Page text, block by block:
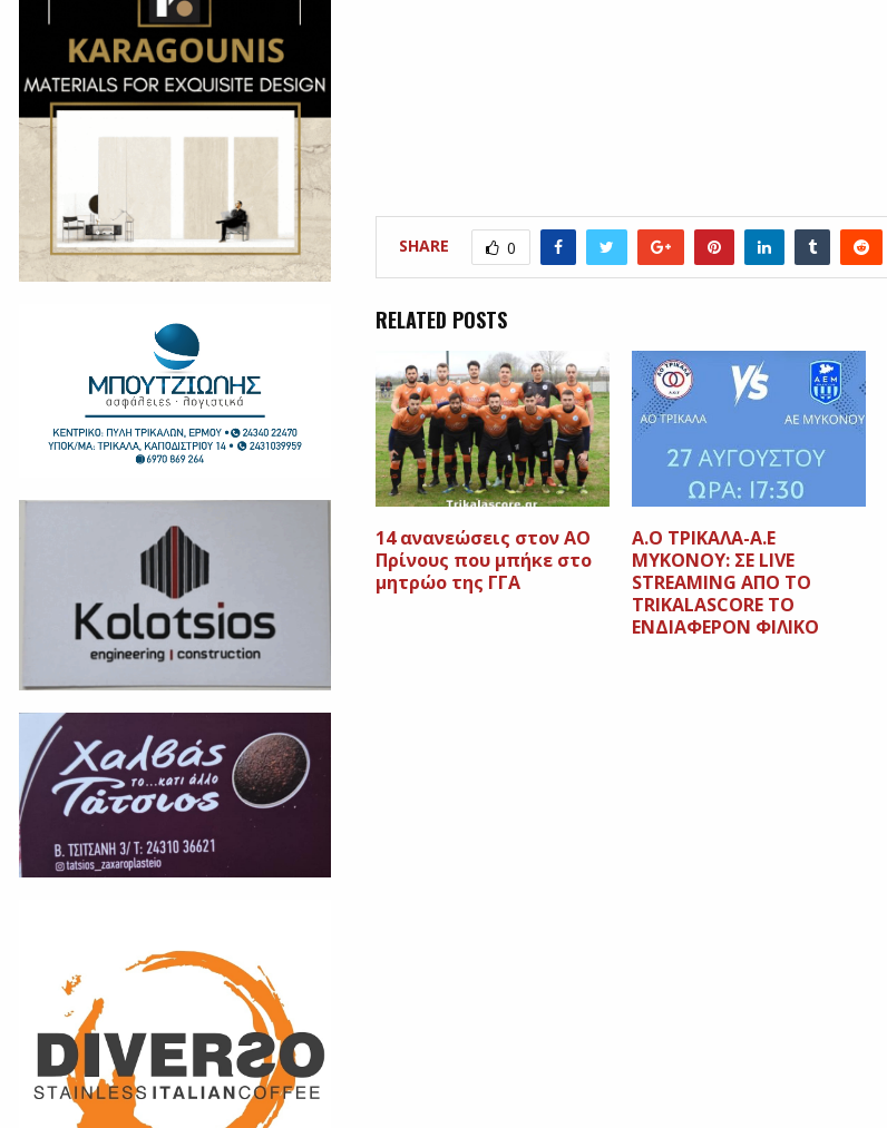
SHARE 0
RELATED POSTS
14 ανανεώσεις στον ΑΟ
Πρίνους που μπήκε στο
μητρώο της ΓΓΑ
Α.Ο ΤΡΙΚΑΛΑ-Α.Ε
ΜΥΚΟΝΟΥ: ΣΕ LIVE
STREAMING AΠΟ ΤΟ
TRIKALASCORE TO
ENΔΙΑΦΕΡΟΝ ΦΙΛΙΚΟ